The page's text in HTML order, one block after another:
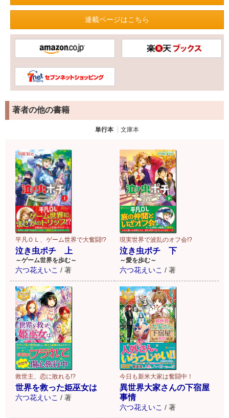
連載ページはこちら
著者の他の書籍
単行本 文庫本
平凡ＯＬ、ゲーム世界で大奮闘!?
泣き虫ポチ 上
～ゲーム世界を歩む～
六つ花えいこ / 著
現実世界で波乱のオフ会!?
泣き虫ポチ 下
～愛を歩む～
六つ花えいこ / 著
救世主、恋に敗れる!?
世界を救った姫巫女は
六つ花えいこ / 著
今日も新米大家は奮闘中！
異世界大家さんの下宿屋
事情
六つ花えいこ / 著